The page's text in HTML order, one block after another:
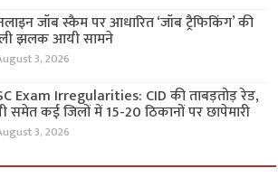
जॉब स्कैम पर आधारित ‘जॉब ट्रैफिकिंग’ की
झलक आयी सामने
3, 2026
Exam Irregularities: CID की ताबड़तोड़ रेड,
समेत कई जिलों में 15-20 ठिकानों पर छापेमारी
3, 2026